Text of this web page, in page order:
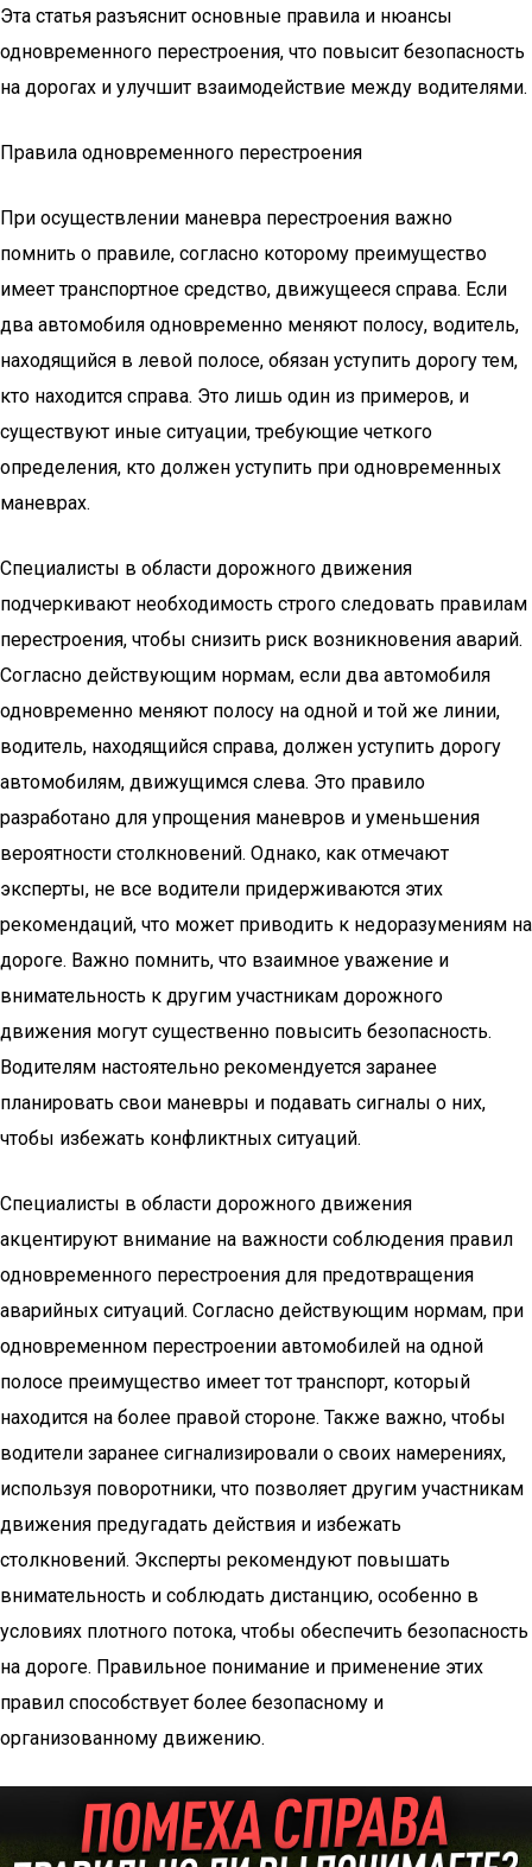
Эта статья разъяснит основные правила и нюансы
одновременного перестроения, что повысит безопасность
на дорогах и улучшит взаимодействие между водителями.
Правила одновременного перестроения
При осуществлении маневра перестроения важно
помнить о правиле, согласно которому преимущество
имеет транспортное средство, движущееся справа. Если
два автомобиля одновременно меняют полосу, водитель,
находящийся в левой полосе, обязан уступить дорогу тем,
кто находится справа. Это лишь один из примеров, и
существуют иные ситуации, требующие четкого
определения, кто должен уступить при одновременных
маневрах.
Специалисты в области дорожного движения
подчеркивают необходимость строго следовать правилам
перестроения, чтобы снизить риск возникновения аварий.
Согласно действующим нормам, если два автомобиля
одновременно меняют полосу на одной и той же линии,
водитель, находящийся справа, должен уступить дорогу
автомобилям, движущимся слева. Это правило
разработано для упрощения маневров и уменьшения
вероятности столкновений. Однако, как отмечают
эксперты, не все водители придерживаются этих
рекомендаций, что может приводить к недоразумениям на
дороге. Важно помнить, что взаимное уважение и
внимательность к другим участникам дорожного
движения могут существенно повысить безопасность.
Водителям настоятельно рекомендуется заранее
планировать свои маневры и подавать сигналы о них,
чтобы избежать конфликтных ситуаций.
Специалисты в области дорожного движения
акцентируют внимание на важности соблюдения правил
одновременного перестроения для предотвращения
аварийных ситуаций. Согласно действующим нормам, при
одновременном перестроении автомобилей на одной
полосе преимущество имеет тот транспорт, который
находится на более правой стороне. Также важно, чтобы
водители заранее сигнализировали о своих намерениях,
используя поворотники, что позволяет другим участникам
движения предугадать действия и избежать
столкновений. Эксперты рекомендуют повышать
внимательность и соблюдать дистанцию, особенно в
условиях плотного потока, чтобы обеспечить безопасность
на дороге. Правильное понимание и применение этих
правил способствует более безопасному и
организованному движению.